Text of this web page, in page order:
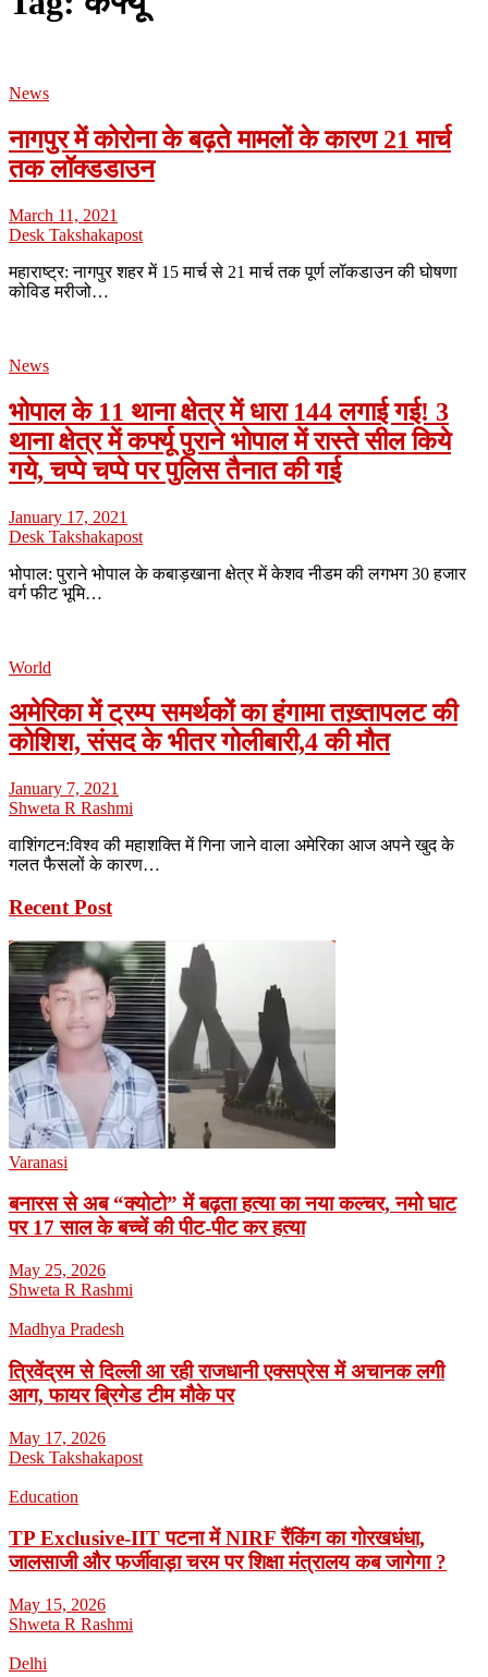
News
नागपुर में कोरोना के बढ़ते मामलों के कारण 21 मार्च
तक लॉक्डडाउन
March 11, 2021
Desk Takshakapost
महाराष्ट्र: नागपुर शहर में 15 मार्च से 21 मार्च तक पूर्ण लॉकडाउन की घोषणा
कोविड मरीजो…
News
भोपाल के 11 थाना क्षेत्र में धारा 144 लगाई गई! 3
थाना क्षेत्र में कर्फ्यू पुराने भोपाल में रास्ते सील किये
गये, चप्पे चप्पे पर पुलिस तैनात की गई
January 17, 2021
Desk Takshakapost
भोपाल: पुराने भोपाल के कबाड़खाना क्षेत्र में केशव नीडम की लगभग 30 हजार
वर्ग फीट भूमि…
World
अमेरिका में ट्रम्प समर्थकों का हंगामा तख़्तापलट की
कोशिश, संसद के भीतर गोलीबारी,4 की मौत
January 7, 2021
Shweta R Rashmi
वाशिंगटन:विश्व की महाशक्ति में गिना जाने वाला अमेरिका आज अपने खुद के
गलत फैसलों के कारण…
Recent Post
Varanasi
बनारस से अब “क्योटो” में बढ़ता हत्या का नया कल्चर, नमो घाट
पर 17 साल के बच्चें की पीट-पीट कर हत्या
May 25, 2026
Shweta R Rashmi
Madhya Pradesh
त्रिवेंद्रम से दिल्ली आ रही राजधानी एक्सप्रेस में अचानक लगी
आग, फायर ब्रिगेड टीम मौके पर
May 17, 2026
Desk Takshakapost
Education
TP Exclusive-IIT पटना में NIRF रैंकिंग का गोरखधंधा,
जालसाजी और फर्जीवाड़ा चरम पर शिक्षा मंत्रालय कब जागेगा ?
May 15, 2026
Shweta R Rashmi
Delhi